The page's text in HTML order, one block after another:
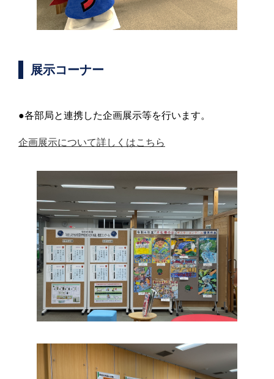
展示コーナー
●各部局と連携した企画展示等を行います。
企画展示について詳しくはこちら